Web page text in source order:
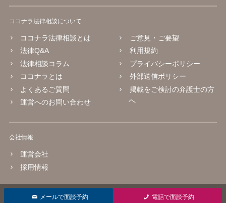
メールで面談予約 電話で面談予約
ココナラ法律相談について
ココナラ法律相談とは
法律Q&A
法律相談コラム
ココナラとは
よくあるご質問
運営へのお問い合わせ
ご意見・ご要望
利用規約
プライバシーポリシー
外部送信ポリシー
掲載をご検討の弁護士の方
へ
会社情報
運営会社
採用情報